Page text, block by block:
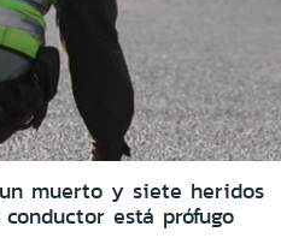
muerto y siete heridos
está prófugo